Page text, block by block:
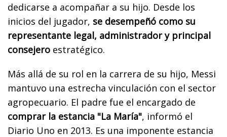
dedicarse a acompañar a su hijo. Desde los
inicios del jugador, se desempeñó como su
representante legal, administrador y principal
consejero estratégico.
Más allá de su rol en la carrera de su hijo, Messi
mantuvo una estrecha vinculación con el sector
agropecuario. El padre fue el encargado de
comprar la estancia "La María", informó el
Diario Uno en 2013. Es una imponente estancia